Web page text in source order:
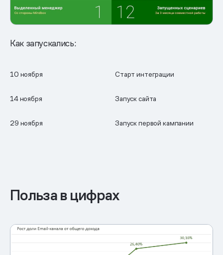
Как запускались:
10 ноября Старт интеграции
14 ноября Запуск сайта
29 ноября Запуск первой кампании
Польза в цифрах